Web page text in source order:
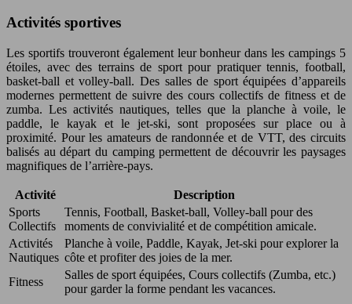
Activités sportives
Les sportifs trouveront également leur bonheur dans les campings 5
étoiles, avec des terrains de sport pour pratiquer tennis, football,
basket-ball et volley-ball. Des salles de sport équipées d’appareils
modernes permettent de suivre des cours collectifs de fitness et de
zumba. Les activités nautiques, telles que la planche à voile, le
paddle, le kayak et le jet-ski, sont proposées sur place ou à
proximité. Pour les amateurs de randonnée et de VTT, des circuits
balisés au départ du camping permettent de découvrir les paysages
magnifiques de l’arrière-pays.
Activité
Description
Sports
Collectifs
Tennis, Football, Basket-ball, Volley-ball pour des
moments de convivialité et de compétition amicale.
Activités
Nautiques
Planche à voile, Paddle, Kayak, Jet-ski pour explorer la
côte et profiter des joies de la mer.
Fitness
Salles de sport équipées, Cours collectifs (Zumba, etc.)
pour garder la forme pendant les vacances.